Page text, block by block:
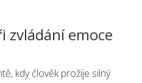
zvládání emoce
kdy člověk prožije silný